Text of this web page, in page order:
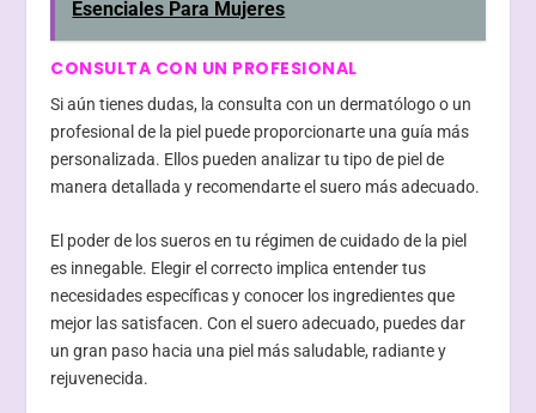
Esenciales Para Mujeres
CONSULTA CON UN PROFESIONAL
Si aún tienes dudas, la consulta con un dermatólogo o un
profesional de la piel puede proporcionarte una guía más
personalizada. Ellos pueden analizar tu tipo de piel de
manera detallada y recomendarte el suero más adecuado.
El poder de los sueros en tu régimen de cuidado de la piel
es innegable. Elegir el correcto implica entender tus
necesidades específicas y conocer los ingredientes que
mejor las satisfacen. Con el suero adecuado, puedes dar
un gran paso hacia una piel más saludable, radiante y
rejuvenecida.